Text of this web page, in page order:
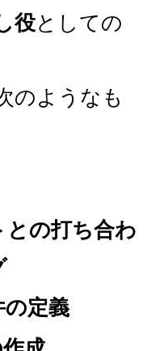
役としての
のようなも
の打ち合わ
の定義